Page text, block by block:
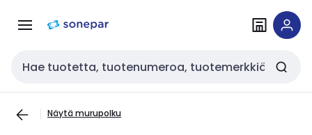
navigointiinsisältöön
Haku
Näytä murupolku